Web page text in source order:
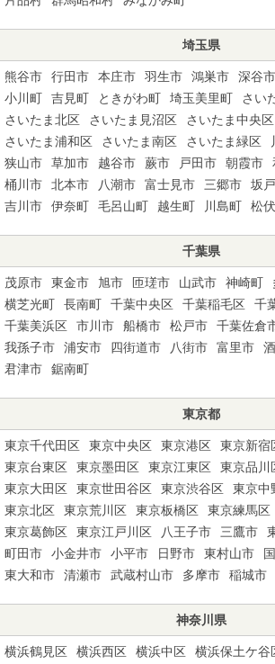
埼玉県
熊谷市 行田市 本庄市 羽生市 鴻巣市 深谷市
小川町
吉見町 ときがわ町 埼玉美里町
さい
さいたま北区
さいたま見沼区 さいたま中央区
さいたま浦和区
さいたま南区 さいたま緑区
狭山市
草加市 越谷市 蕨市 戸田市 朝霞市
桶川市
北本市 八潮市 富士見市 三郷市 坂
吉川市
伊奈町 毛呂山町 越生町 川島町 松
千葉県
茂原市 東金市 旭市 匝瑳市 山武市 神崎町
横芝光町
長南町 千葉中央区 千葉稲毛区 千
千葉美浜区
市川市 船橋市 松戸市 千葉佐倉
我孫子市
浦安市 四街道市 八街市 富里市
君津市
鋸南町
東京都
東京千代田区 東京中央区 東京港区 東京新宿
東京台東区
東京墨田区 東京江東区 東京品川
東京大田区
東京世田谷区 東京渋谷区 東京中
東京北区
東京荒川区 東京板橋区 東京練馬区
東京葛飾区
東京江戸川区 八王子市 三鷹市
町田市
小金井市 小平市 日野市 東村山市
東大和市
清瀬市 武蔵村山市 多摩市 稲城市
神奈川県
横浜鶴見区 横浜西区 横浜中区 横浜保土ケ谷